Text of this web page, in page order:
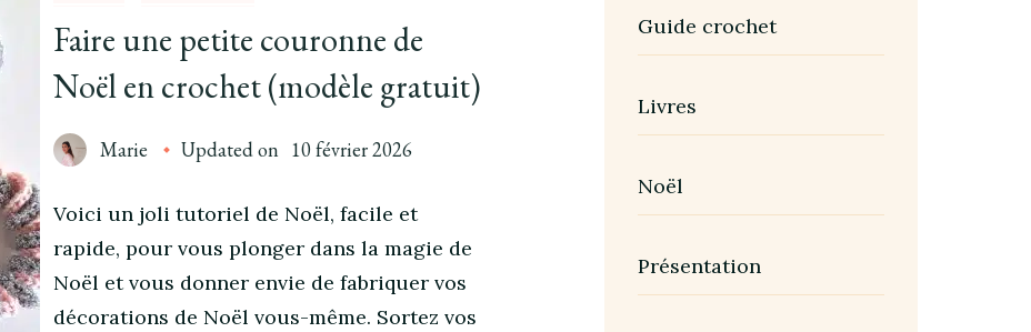
Faire une petite couronne de
Noël en crochet (modèle gratuit)
Marie Updated on 10 février 2026
Voici un joli tutoriel de Noël, facile et
rapide, pour vous plonger dans la magie de
Noël et vous donner envie de fabriquer vos
décorations de Noël vous-même. Sortez vos
Guide crochet
Livres
Noël
Présentation